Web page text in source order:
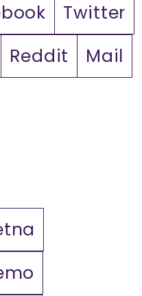
Twitter
Reddit Mail